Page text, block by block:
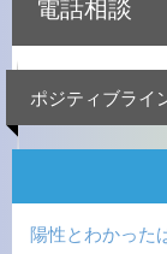
ポジティブライ
陽性とわかった